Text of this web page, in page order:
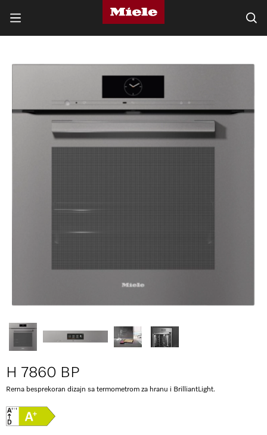
H 7860 BP
Rerna besprekoran dizajn sa termometrom za hranu i BrilliantLight.